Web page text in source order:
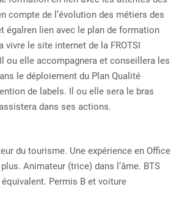
compte de l’évolution des métiers des
égalren lien avec le plan de formation
le site internet de la FROTSI
ou elle accompagnera et conseillera les
le déploiement du Plan Qualité
de labels. Il ou elle sera le bras
dans ses actions.
du tourisme. Une expérience en Office
Animateur (trice) dans l’âme. BTS
Permis B et voiture